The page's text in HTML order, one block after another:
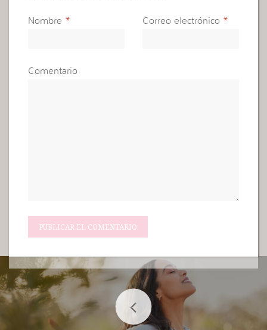
Nombre * Correo electrónico *
Comentario